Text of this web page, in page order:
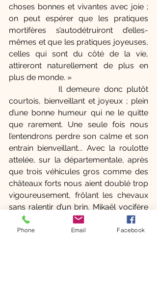
choses bonnes et vivantes avec joie ;
on peut espérer que les pratiques
mortifères s’autodétruiront d’elles-
mêmes et que les pratiques joyeuses,
celles qui sont du côté de la vie,
attireront naturellement de plus en
plus de monde. »
courtois, bienveillant et joyeux ; plein
d’une bonne humeur qui ne le quitte
que rarement. Une seule fois nous
l’entendrons perdre son calme et son
entrain bienveillant... Avec la roulotte
attelée, sur la départementale, après
que trois véhicules gros comme des
châteaux forts nous aient doublé trop
vigoureusement, frôlant les chevaux
sans ralentir d’un brin, Mikaël vocifère
dans la plaine : « Bande de co**ards !
On va vous remplacer ! »
Phone Email Facebook